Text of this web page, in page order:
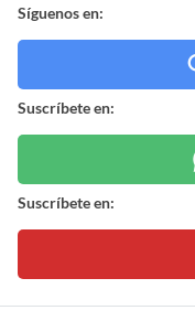
Síguenos en:
Suscríbete en:
Suscríbete en: